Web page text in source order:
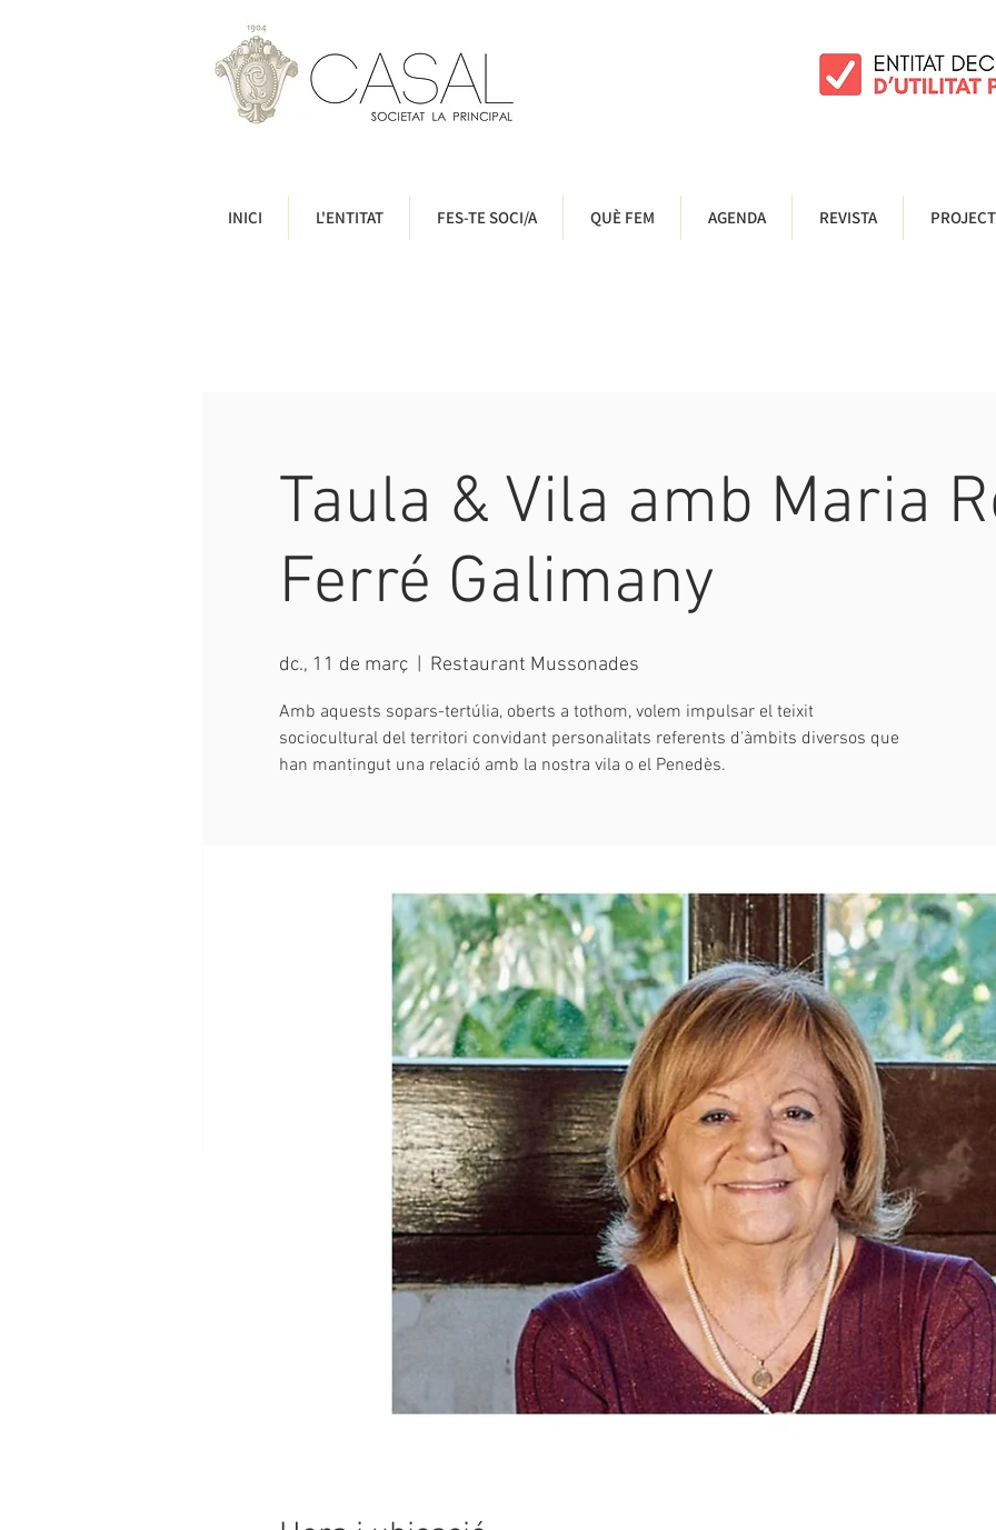
INICI L'ENTITAT FES-TE SOCI/A QUÈ FEM AGENDA REVISTA
Taula & Vila amb Maria
Ferré Galimany
dc., 11 de març
  |
Restaurant Mussonades
Amb aquests sopars-tertúlia, oberts a tothom, volem impulsar el teixit
sociocultural del territori convidant personalitats referents d’àmbits diversos que
han mantingut una relació amb la nostra vila o el Penedès.